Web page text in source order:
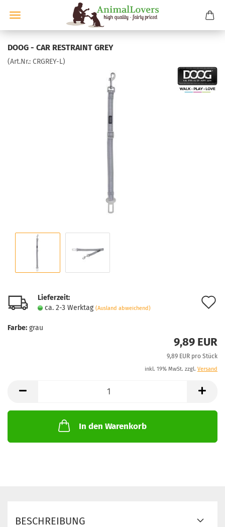
DOOG - CAR RESTRAINT GREY
(Art.Nr.: CRGREY-L)
Lieferzeit:
ca. 2-3 Werktag (Ausland abweichend)
Farbe: grau
9,89 EUR
9,89 EUR pro Stück
inkl. 19% MwSt. zzgl. Versand
In den Warenkorb
BESCHREIBUNG